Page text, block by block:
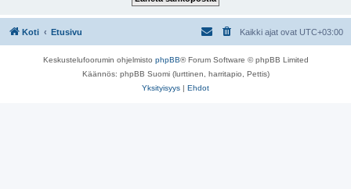
Koti Etusivu Kaikki ajat ovat UTC+03:00
Keskustelufoorumin ohjelmisto phpBB® Forum Software © phpBB Limited
Käännös: phpBB Suomi (lurttinen, harritapio, Pettis)
Yksityisyys | Ehdot